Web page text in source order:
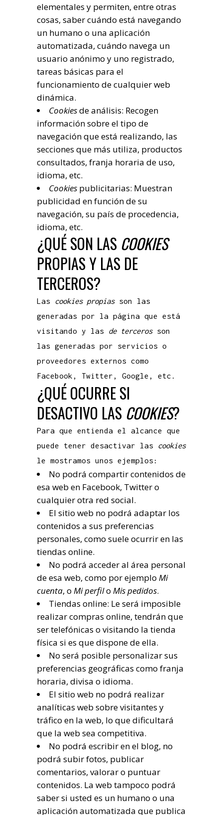
elementales y permiten, entre otras
cosas, saber cuándo está navegando
un humano o una aplicación
automatizada, cuándo navega un
usuario anónimo y uno registrado,
tareas básicas para el
funcionamiento de cualquier web
dinámica.
Cookiesde análisis: Recogen
información sobre el tipo de
navegación que está realizando, las
secciones que más utiliza, productos
consultados, franja horaria de uso,
idioma, etc.
Cookies publicitarias: Muestran
publicidad en función de su
navegación, su país de procedencia,
idioma, etc.
¿QUÉ SON LAS COOKIES
PROPIAS Y LAS DE
TERCEROS?
Las cookies propiasson las
generadas por la página que está
visitando y las de tercerosson
las generadas por servicios o
proveedores externos como
Facebook, Twitter, Google, etc.
¿QUÉ OCURRE SI
DESACTIVO LAS COOKIES?
Para que entienda el alcance que
puede tener desactivar las cookies
le mostramos unos ejemplos:
No podrá compartir contenidos de
esa web en Facebook, Twitter o
cualquier otra red social.
El sitio web no podrá adaptar los
contenidos a sus preferencias
personales, como suele ocurrir en las
tiendas online.
No podrá acceder al área personal
de esa web, como por ejemplo Mi
cuenta, o Mi perfilo Mis pedidos.
Tiendas online: Le será imposible
realizar compras online, tendrán que
ser telefónicas o visitando la tienda
física si es que dispone de ella.
No será posible personalizar sus
preferencias geográficas como franja
horaria, divisa o idioma.
El sitio web no podrá realizar
analíticas web sobre visitantes y
tráfico en la web, lo que dificultará
que la web sea competitiva.
No podrá escribir en el blog, no
podrá subir fotos, publicar
comentarios, valorar o puntuar
contenidos. La web tampoco podrá
saber si usted es un humano o una
aplicación automatizada que publica